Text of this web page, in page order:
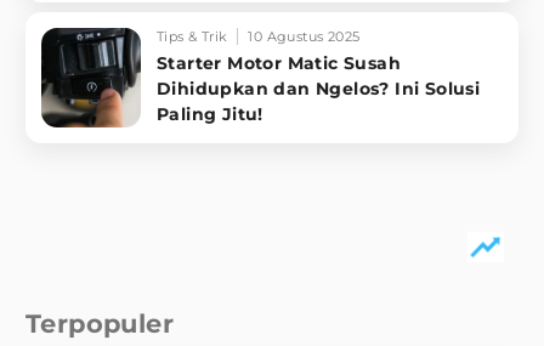
Tips & Trik 10 Agustus 2025
Starter Motor Matic Susah
Dihidupkan dan Ngelos? Ini Solusi
Paling Jitu!
Terpopuler